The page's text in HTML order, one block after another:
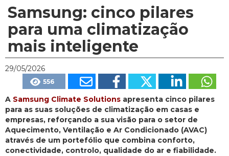
Samsung: cinco pilares
para uma climatização
mais inteligente
29/05/2026
556
A Samsung Climate Solutions apresenta cinco pilares
para as suas soluções de climatização em casas e
empresas, reforçando a sua visão para o setor de
Aquecimento, Ventilação e Ar Condicionado (AVAC)
através de um portefólio que combina conforto,
conectividade, controlo, qualidade do ar e fiabilidade.